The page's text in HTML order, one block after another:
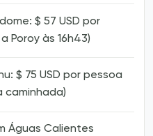
$ 57 USD por
Poroy às 16h43)
$ 75 USD por pessoa
caminhada)
Águas Calientes